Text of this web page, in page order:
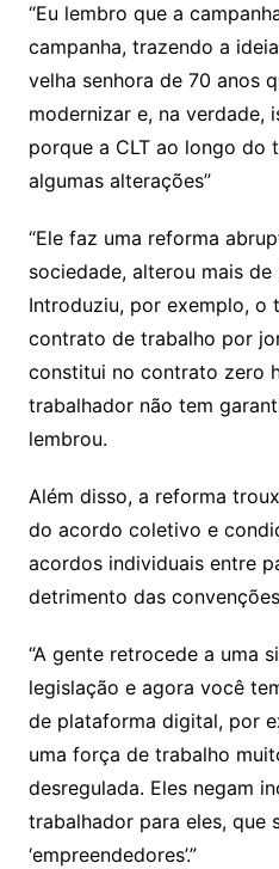
“Eu lembro que a
campanha, trazendo a
velha senhora de 70 anos
modernizar e, na verdade,
porque a CLT ao longo do
algumas alterações”
“Ele faz uma reforma
sociedade, alterou mais
Introduziu, por exemplo, o
contrato de trabalho por
constitui no contrato zero
trabalhador não tem
lembrou.
Além disso, a reforma
do acordo coletivo e
acordos individuais entre
detrimento das
“A gente retrocede a uma
legislação e agora você
de plataforma digital, por
uma força de trabalho
desregulada. Eles negam
trabalhador para eles, que
‘empreendedores’.”